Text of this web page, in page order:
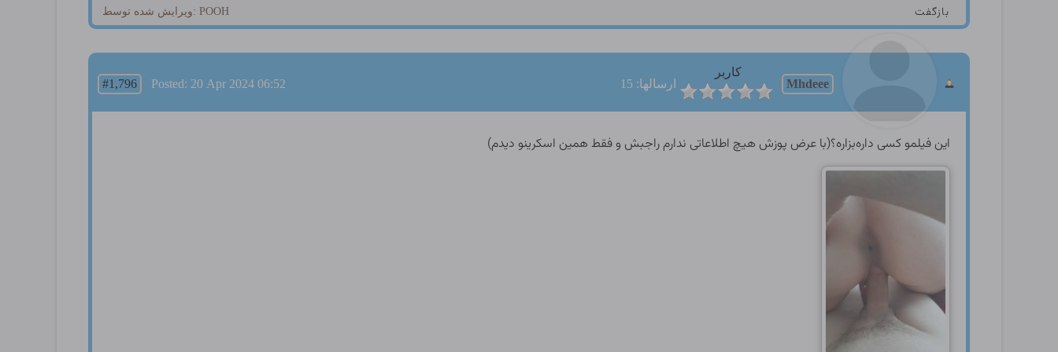
بازگفت ویرایش شده توسط: POOH
Mhdeee
کاربر
ارسالها: 15
#1,796 Posted: 20 Apr 2024 06:52
این فیلمو کسی داره‌بزاره؟(با عرض پوزش هیچ اطلاعاتی ندارم راجبش و فقط همین اسکرینو دیدم)